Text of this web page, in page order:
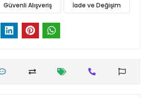
Güvenli Alışveriş İade ve Değişim